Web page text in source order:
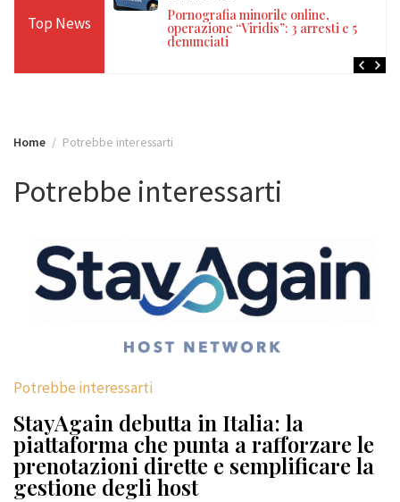
Top News
arresti e 5
Valanga a Courmayeur, tre freerider
morti nel Canale dei Vesses
Home Potrebbe interessarti
Potrebbe interessarti
Potrebbe interessarti
StayAgain debutta in Italia: la
piattaforma che punta a rafforzare le
prenotazioni dirette e semplificare la
gestione degli host